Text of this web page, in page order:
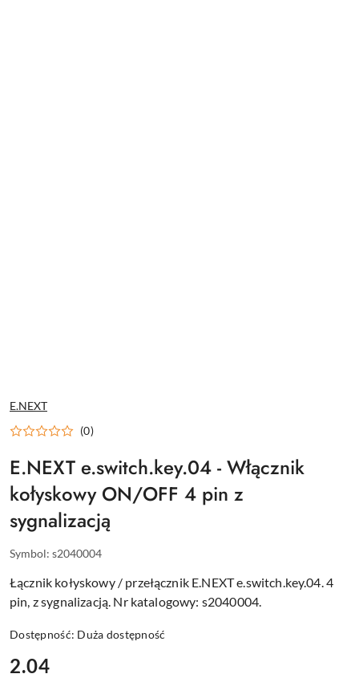
NAZWA
PRODUCENTA:
E.NEXT
(0)
E.NEXT e.switch.key.04 - Włącznik
kołyskowy ON/OFF 4 pin z
sygnalizacją
Symbol: s2040004
Łącznik kołyskowy / przełącznik E.NEXT e.switch.key.04. 4
pin, z sygnalizacją. Nr katalogowy: s2040004.
Dostępność: Duża dostępność
cena:
2.04